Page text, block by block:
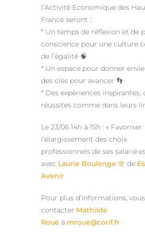
l’Activité Economique des
France seront :
* Un temps de réflexion et de
conscience pour une culture
de l’égalité 🧠
* Un espace pour donner
des clés pour avancer 👣
* Des expériences inspirantes,
réussites comme dans leurs
Le 23/06 14h à 15h : « Favoriser
l’élargissement des choix
professionnels de ses
avec Laurie Boulenge 🌸 de
Avenir
Pour plus d’informations,
contacter Mathilde
Roué à mroue@corif.fr